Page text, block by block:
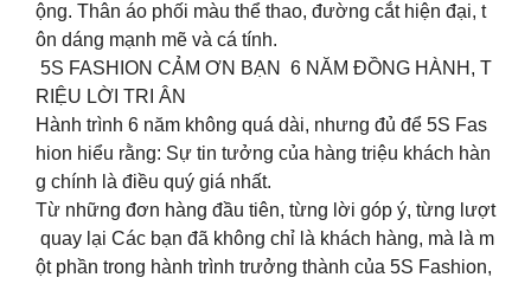
ộng. Thân áo phối màu thể thao, đường cắt hiện đại, t
ôn dáng mạnh mẽ và cá tính.
5S FASHION CẢM ƠN BẠN 6 NĂM ĐỒNG HÀNH, T
RIỆU LỜI TRI ÂN
Hành trình 6 năm không quá dài, nhưng đủ để 5S Fas
hion hiểu rằng: Sự tin tưởng của hàng triệu khách hàn
g chính là điều quý giá nhất.
Từ những đơn hàng đầu tiên, từng lời góp ý, từng lượt
quay lại Các bạn đã không chỉ là khách hàng, mà là m
ột phần trong hành trình trưởng thành của 5S Fashion,